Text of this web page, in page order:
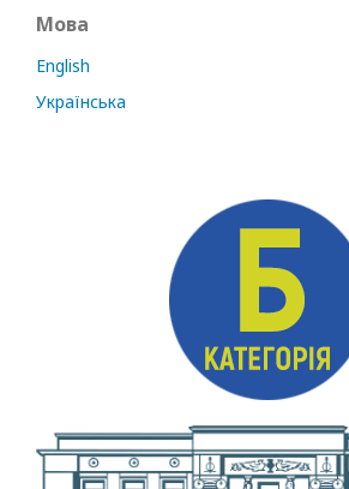
Мова
English
Українська